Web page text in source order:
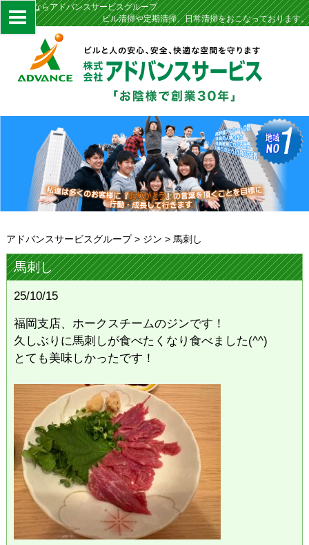
定期清掃ならアドバンスサービスグループ
ビル清掃や定期清掃、日常清掃をおこなっております。
アドバンスサービスグループ> ジン > 馬刺し
馬刺し
25/10/15
福岡支店、ホークスチームのジンです！
久しぶりに馬刺しが食べたくなり食べました(^^)
とても美味しかったです！